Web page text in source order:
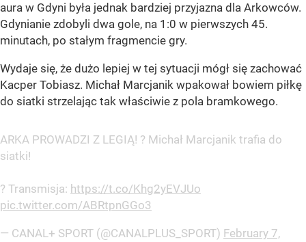
aura w Gdyni była jednak bardziej przyjazna dla Arkowców.
Gdynianie zdobyli dwa gole, na 1:0 w pierwszych 45.
minutach, po stałym fragmencie gry.
Wydaje się, że dużo lepiej w tej sytuacji mógł się zachować
Kacper Tobiasz. Michał Marcjanik wpakował bowiem piłkę
do siatki strzelając tak właściwie z pola bramkowego.
ARKA PROWADZI Z LEGIĄ! ? Michał Marcjanik trafia do
siatki!
? Transmisja: https://t.co/Khg2yEVJUo
pic.twitter.com/ABRtpnGGo3
— CANAL+ SPORT (@CANALPLUS_SPORT) February 7,